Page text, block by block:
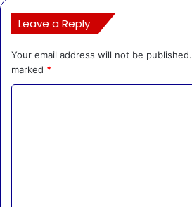
Leave a Reply
Your email address will not be published.
marked *